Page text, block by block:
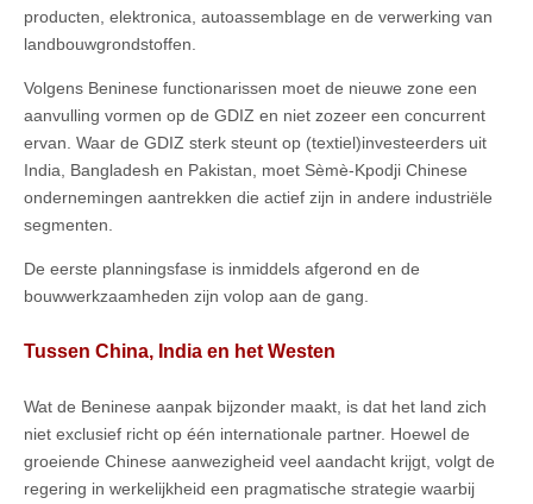
producten, elektronica, autoassemblage en de verwerking van
landbouwgrondstoffen.
Volgens Beninese functionarissen moet de nieuwe zone een
aanvulling vormen op de GDIZ en niet zozeer een concurrent
ervan. Waar de GDIZ sterk steunt op (textiel)investeerders uit
India, Bangladesh en Pakistan, moet Sèmè-Kpodji Chinese
ondernemingen aantrekken die actief zijn in andere industriële
segmenten.
De eerste planningsfase is inmiddels afgerond en de
bouwwerkzaamheden zijn volop aan de gang.
Tussen China, India en het Westen
Wat de Beninese aanpak bijzonder maakt, is dat het land zich
niet exclusief richt op één internationale partner. Hoewel de
groeiende Chinese aanwezigheid veel aandacht krijgt, volgt de
regering in werkelijkheid een pragmatische strategie waarbij